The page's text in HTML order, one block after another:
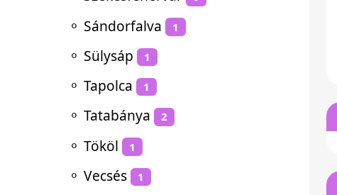
⚬ Sándorfalva 1
⚬ Sülysáp 1
⚬ Tapolca 1
⚬ Tatabánya 2
⚬ Tököl 1
⚬ Vecsés 1